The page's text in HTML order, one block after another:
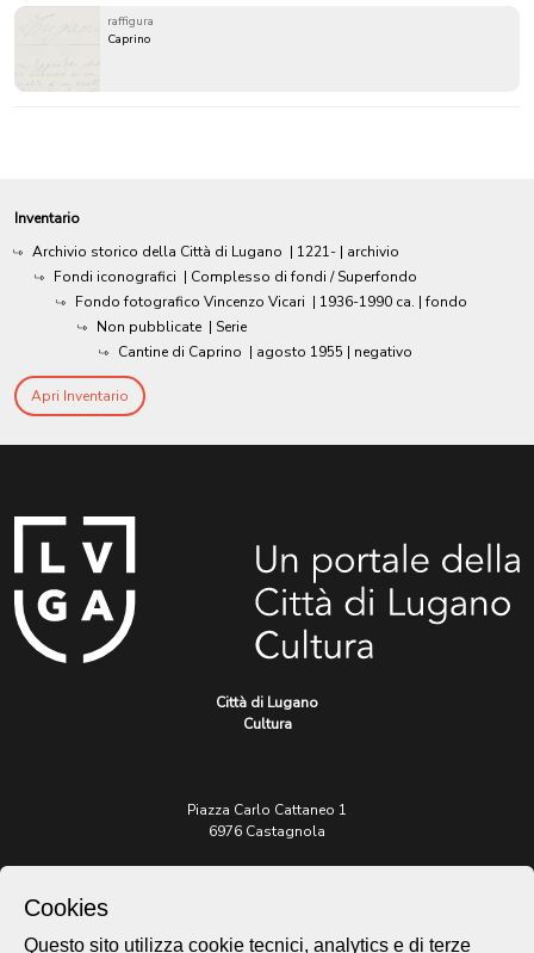
raffigura
Caprino
Inventario
Archivio storico della Città di Lugano | 1221- | archivio
Fondi iconografici | Complesso di fondi / Superfondo
Fondo fotografico Vincenzo Vicari | 1936-1990 ca. | fondo
Non pubblicate | Serie
Cantine di Caprino | agosto 1955 | negativo
Apri Inventario
Città di Lugano
Cultura
Piazza Carlo Cattaneo 1
6976 Castagnola
patrimonio@lugano.ch
Cookies
Questo sito utilizza cookie tecnici, analytics e di terze